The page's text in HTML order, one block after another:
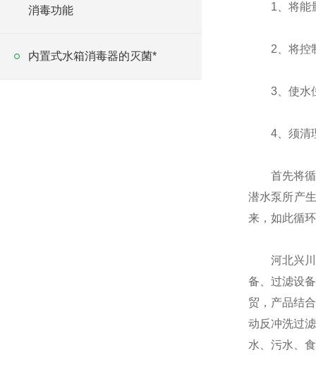
消毒功能
内置式水箱消毒器的灭菌*
1、将能量
2、将控制
3、使水位
4、须清理
首先将循环
潜水泵所产
来，如此循
河北兴川环
备、过滤设
贸，产品结
动反冲洗过
水、污水、